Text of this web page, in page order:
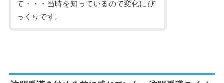
て・・・当時を知っているので変化にび
っくりです。